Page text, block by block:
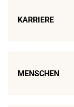
KARRIERE
MENSCHEN